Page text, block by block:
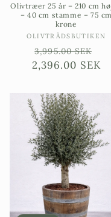
Olivtræer 25 år – 210 cm
– 40 cm stamme – 75 cm
krone
Sælgere:
OLIVTRÄDSBUTIKEN
Ordinarie
pris
3,995.00 SEK
2,396.00 SEK